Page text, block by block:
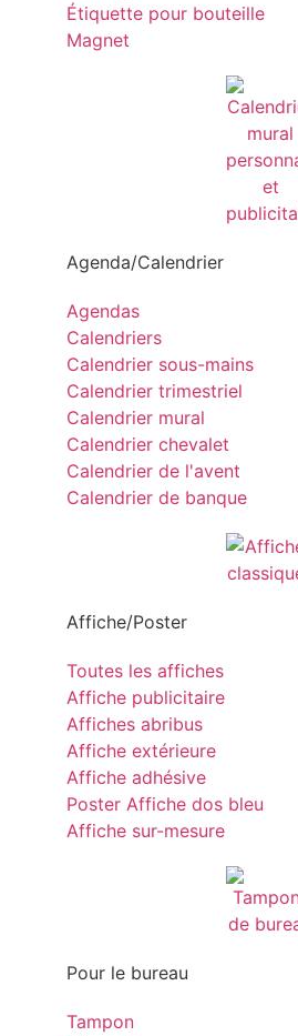
Étiquette pour bouteille
Magnet
Agenda/Calendrier
Agendas
Calendriers
Calendrier sous-mains
Calendrier trimestriel
Calendrier mural
Calendrier chevalet
Calendrier de l'avent
Calendrier de banque
Affiche/Poster
Toutes les affiches
Affiche publicitaire
Affiches abribus
Affiche extérieure
Affiche adhésive
Poster Affiche dos bleu
Affiche sur-mesure
Pour le bureau
Tampon